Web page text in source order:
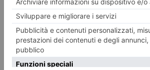
classifiche, durante i quali ogni
approfondire le potenzialità della
contesto sicuro e controllato, con la
affiancato, su richiesta, da istruttori